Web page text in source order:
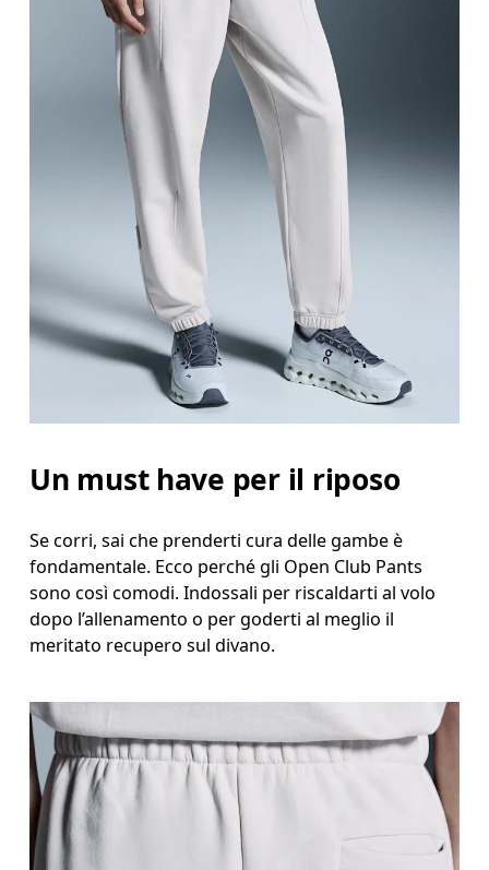
Girovita
Misura il girovita nel punto più stretto (in
Misura la parte più ampia dei fianchi da un
Giro coscia
Stai in piedi a gambe leggermente divaricate.
Stai in piedi a gambe tese e leggermente
Un must have per il riposo
Se corri, sai che prenderti cura delle gambe è
fondamentale. Ecco perché gli Open Club Pants
sono così comodi. Indossali per riscaldarti al volo
dopo l’allenamento o per goderti al meglio il
meritato recupero sul divano.